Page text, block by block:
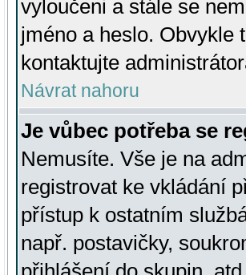
vyloučeni a stále se
jméno a heslo. Obvykle
kontaktujte
Návrat nahoru
Je vůbec potřeba se
Nemusíte. Vše je na
registrovat ke vkládání
přístup k ostatním
např. postavičky,